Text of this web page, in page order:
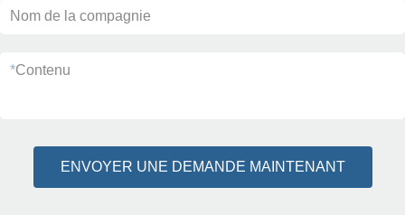
Nom de la compagnie
*Contenu
ENVOYER UNE DEMANDE MAINTENANT